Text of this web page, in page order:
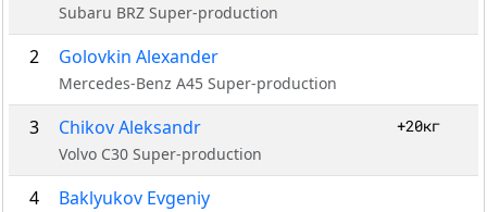
Subaru BRZ Super-production
2 Golovkin Alexander
Mercedes-Benz A45 Super-production
3 Chikov Aleksandr
Volvo C30 Super-production
+20кг
4 Baklyukov Evgeniy